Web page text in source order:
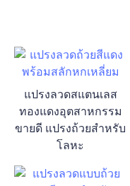
แปรงลวดสแตนเลส
ทองแดงอุตสาหกรรม
ขายดี แปรงถ้วยสำหรับ
โลหะ